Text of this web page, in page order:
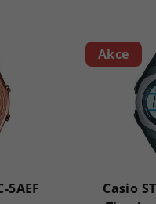
5AEF
Akce
Casio